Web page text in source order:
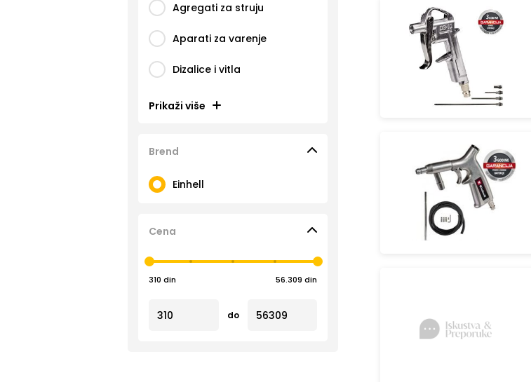
Agregati za struju
Aparati za varenje
Dizalice i vitla
Prikaži više
Brend
Einhell
Cena
310 din 56.309 din
do